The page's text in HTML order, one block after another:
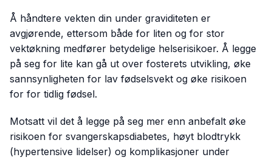
Å håndtere vekten din under graviditeten er
avgjørende, ettersom både for liten og for stor
vektøkning medfører betydelige helserisikoer. Å legge
på seg for lite kan gå ut over fosterets utvikling, øke
sannsynligheten for lav fødselsvekt og øke risikoen
for for tidlig fødsel.
Motsatt vil det å legge på seg mer enn anbefalt øke
risikoen for svangerskapsdiabetes, høyt blodtrykk
(hypertensive lidelser) og komplikasjoner under